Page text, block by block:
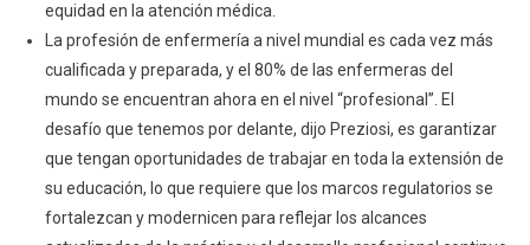
equidad en la atención médica.
La profesión de enfermería a nivel mundial es cada vez más
cualificada y preparada, y el 80% de las enfermeras del
mundo se encuentran ahora en el nivel “profesional”. El
desafío que tenemos por delante, dijo Preziosi, es garantizar
que tengan oportunidades de trabajar en toda la extensión de
su educación, lo que requiere que los marcos regulatorios se
fortalezcan y modernicen para reflejar los alcances